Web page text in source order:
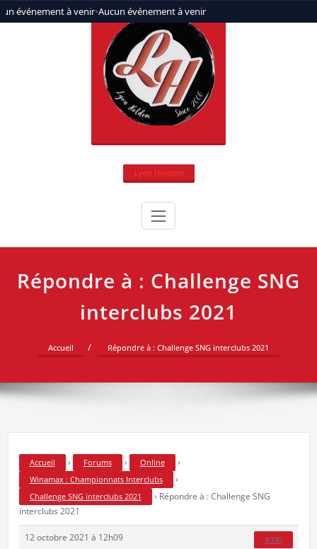
événement à venir•Aucun événement à venir
Aller
au
Lyon Holdem
Répondre à : Challenge SNG
interclubs 2021
Accueil Répondre à : Challenge SNG interclubs 2021
Accueil › Forums › Online ›
Winamax : Championnats Interclubs ›
Challenge SNG interclubs 2021 › Répondre à : Challenge SNG
interclubs 2021
12 octobre 2021 à 12h09 #330